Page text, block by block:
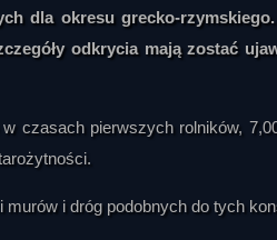
dla okresu grecko-
odkrycia mają zostać
czasach pierwszych rolników,
i dróg podobnych do tych